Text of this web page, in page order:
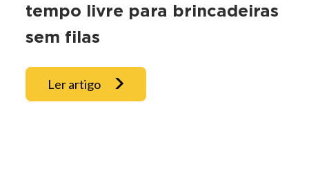
tempo livre para brincadeiras
sem filas
Ler artigo